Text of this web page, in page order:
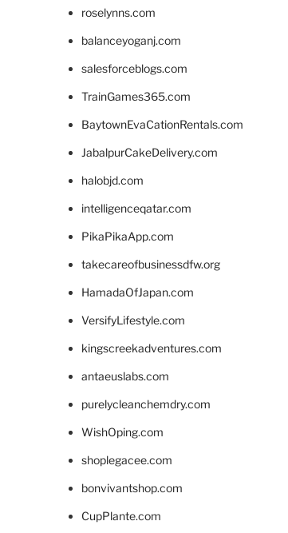
roselynns.com
balanceyoganj.com
salesforceblogs.com
TrainGames365.com
BaytownEvaCationRentals.com
JabalpurCakeDelivery.com
halobjd.com
intelligenceqatar.com
PikaPikaApp.com
takecareofbusinessdfw.org
HamadaOfJapan.com
VersifyLifestyle.com
kingscreekadventures.com
antaeuslabs.com
purelycleanchemdry.com
WishOping.com
shoplegacee.com
bonvivantshop.com
CupPlante.com